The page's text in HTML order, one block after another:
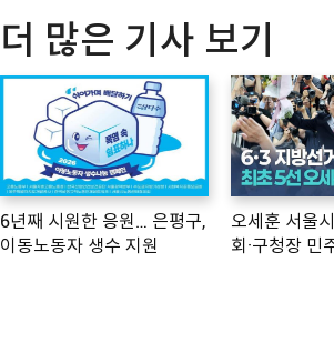
더 많은 기사 보기
6년째 시원한 응원… 은평구,
이동노동자 생수 지원
오세훈 서울
회·구청장 민